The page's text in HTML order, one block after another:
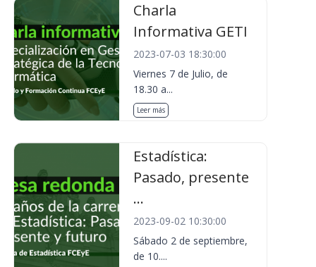
Charla
Informativa GETI
2023-07-03 18:30:00
Viernes 7 de Julio, de
18.30 a...
Leer más
Estadística:
Pasado, presente
...
2023-09-02 10:30:00
Sábado 2 de septiembre,
de 10....